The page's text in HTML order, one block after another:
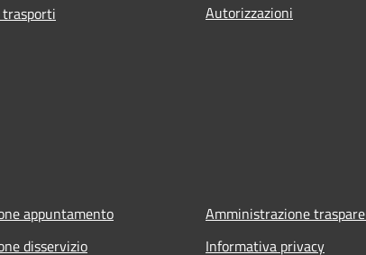
Autorizzazioni
appuntamento
disservizio
Amministrazione
Informativa privacy